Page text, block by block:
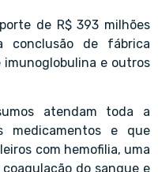
de R$ 393 milhões
conclusão de fábrica
e outros
atendam toda a
medicamentos e que
com hemofilia, uma
do sangue e